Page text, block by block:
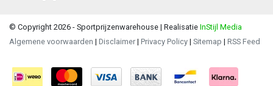
© Copyright 2026 - Sportprijzenwarehouse | Realisatie InStijl Media
Algemene voorwaarden | Disclaimer | Privacy Policy | Sitemap | RSS Feed